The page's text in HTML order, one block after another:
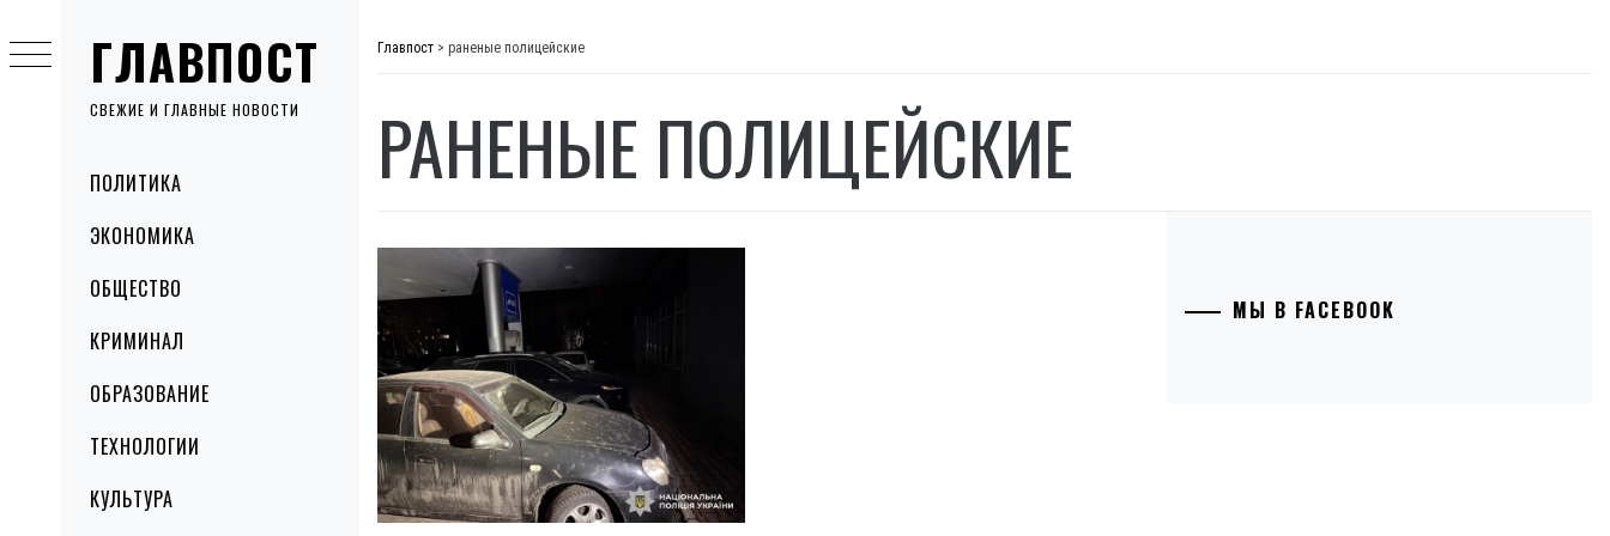
ГЛАВПОСТ
СВЕЖИЕ И ГЛАВНЫЕ НОВОСТИ
MenuПОЛИТИКА
ЭКОНОМИКА
ОБЩЕСТВО
КРИМИНАЛ
ОБРАЗОВАНИЕ
ТЕХНОЛОГИИ
КУЛЬТУРА
to
content
Главпост > раненые полицейские
РАНЕНЫЕ ПОЛИЦЕЙСКИЕ
МЫ В FACEBOOK